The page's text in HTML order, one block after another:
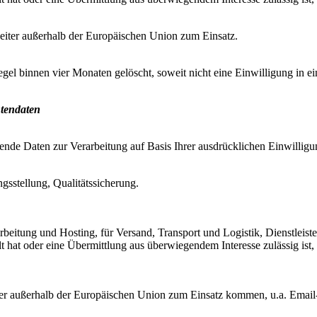
außerhalb der Europäischen Union zum Einsatz.
binnen vier Monaten gelöscht, soweit nicht eine Einwilligung in
Daten zur Verarbeitung auf Basis Ihrer ausdrücklichen
Qualitätssicherung.
und Hosting, für Versand, Transport und Logistik,
oder eine Übermittlung aus überwiegendem Interesse zulässig
außerhalb der Europäischen Union zum Einsatz kommen, u.a.